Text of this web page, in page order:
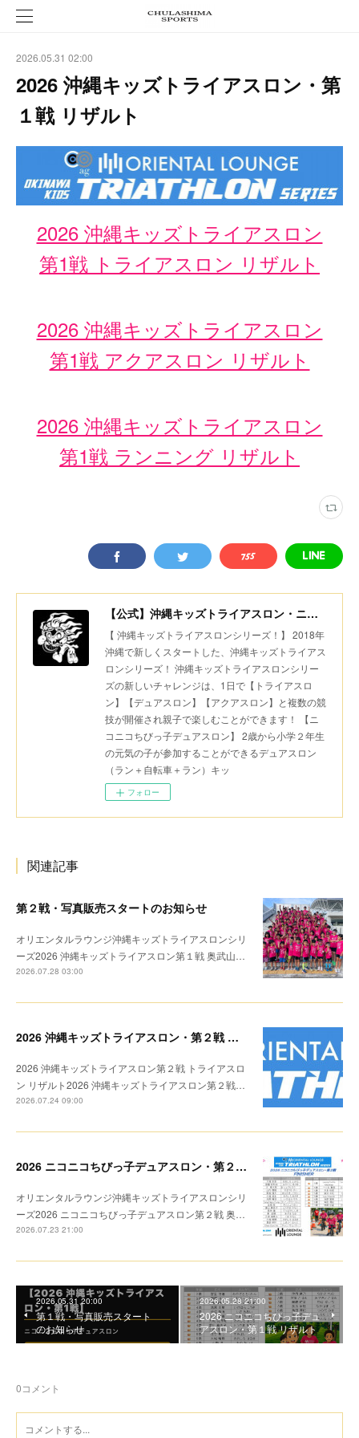
2026.05.31 02:00
2026 沖縄キッズトライアスロン・第
１戦 リザルト
2026 沖縄キッズトライアスロン
第1戦 トライアスロン リザルト
2026 沖縄キッズトライアスロン
第1戦 アクアスロン リザルト
2026 沖縄キッズトライアスロン
第1戦 ランニング リザルト
【公式】沖縄キッズトライアスロン・ニコニコちびっ子デュアスロン・美ら島スポーツ
【 沖縄キッズトライアスロンシリーズ！】 2018年
沖縄で新しくスタートした、沖縄キッズトライアス
ロンシリーズ！ 沖縄キッズトライアスロンシリー
ズの新しいチャレンジは、1日で【トライアスロ
ン】【デュアスロン】【アクアスロン】と複数の競
技が開催され親子で楽しむことができます！ 【ニ
コニコちびっ子デュアスロン】 2歳から小学２年生
の元気の子が参加することができるデュアスロン
（ラン＋自転車＋ラン）キッ
フォロー
関連記事
第２戦・写真販売スタートのお知らせ
オリエンタルラウンジ沖縄キッズトライアスロンシリ
ーズ2026 沖縄キッズトライアスロン第１戦 奥武山…
2026.07.28 03:00
2026 沖縄キッズトライアスロン・第２戦 リザルト
2026 沖縄キッズトライアスロン第２戦 トライアスロ
ン リザルト2026 沖縄キッズトライアスロン第２戦…
2026.07.24 09:00
2026 ニコニコちびっ子デュアスロン・第２戦 リザルト
オリエンタルラウンジ沖縄キッズトライアスロンシリ
ーズ2026 ニコニコちびっ子デュアスロン第２戦 奥…
2026.07.23 21:00
2026.05.31 20:00
第１戦・写真販売スタート
のお知らせ
2026.05.28 21:00
2026 ニコニコちびっ子デュ
アスロン・第１戦 リザルト
0コメント